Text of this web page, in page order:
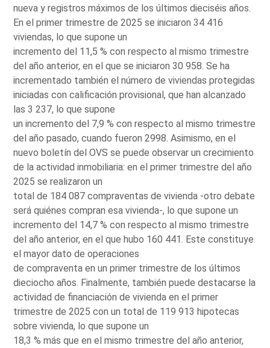
nueva y registros máximos de los últimos dieciséis años.
En el primer trimestre de 2025 se iniciaron 34 416
viviendas, lo que supone un
incremento del 11,5 % con respecto al mismo trimestre
del año anterior, en el que se iniciaron 30 958. Se ha
incrementado también el número de viviendas protegidas
iniciadas con calificación provisional, que han alcanzado
las 3 237, lo que supone
un incremento del 7,9 % con respecto al mismo trimestre
del año pasado, cuando fueron 2998. Asimismo, en el
nuevo boletín del OVS se puede observar un crecimiento
de la actividad inmobiliaria: en el primer trimestre del año
2025 se realizaron un
total de 184 087 compraventas de vivienda -otro debate
será quiénes compran esa vivienda-, lo que supone un
incremento del 14,7 % con respecto al mismo trimestre
del año anterior, en el que hubo 160 441. Este constituye
el mayor dato de operaciones
de compraventa en un primer trimestre de los últimos
dieciocho años. Finalmente, también puede destacarse la
actividad de financiación de vivienda en el primer
trimestre de 2025 con un total de 119 913 hipotecas
sobre vivienda, lo que supone un
18,3 % más que en el mismo trimestre del año anterior,